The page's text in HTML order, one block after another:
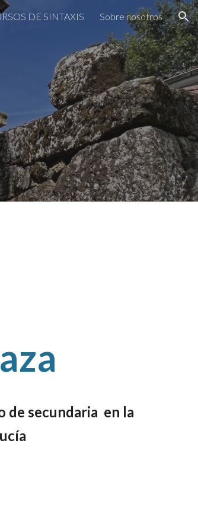
DE SINTAXIS Sobre nosotros
de secundaria en la